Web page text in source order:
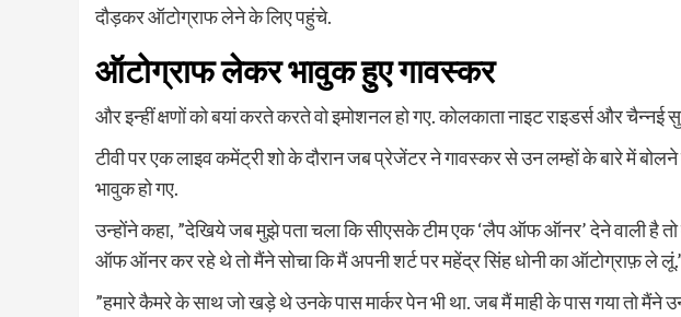
दौड़कर ऑटोग्राफ लेने के लिए पहुंचे.
ऑटोग्राफ लेकर भावुक हुए गावस्कर
और इन्हीं क्षणों को बयां करते करते वो इमोशनल हो गए. कोलकाता नाइट राइडर्स और
टीवी पर एक लाइव कमेंट्री शो के दौरान जब प्रेजेंटर ने गावस्कर से उन लम्हों के बारे में
भावुक हो गए.
उन्होंने कहा, ”देखिये जब मुझे पता चला कि सीएसके टीम एक ‘लैप ऑफ ऑनर’ देने वाली है
ऑफ ऑनर कर रहे थे तो मैंने सोचा कि मैं अपनी शर्ट पर महेंद्र सिंह धोनी का ऑटोग्राफ़ ले
”हमारे कैमरे के साथ जो खड़े थे उनके पास मार्कर पेन भी था. जब मैं माही के पास गया तो